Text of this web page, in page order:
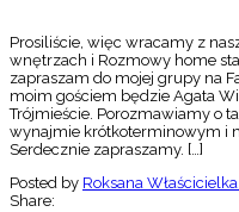
Prosiliście, więc wracamy z
wnętrzach i Rozmowy home
zapraszam do mojej grupy na
moim gościem będzie Agata
Trójmieście. Porozmawiamy o
wynajmie krótkoterminowym i
Serdecznie zapraszamy. […]
Posted by Roksana
Share: